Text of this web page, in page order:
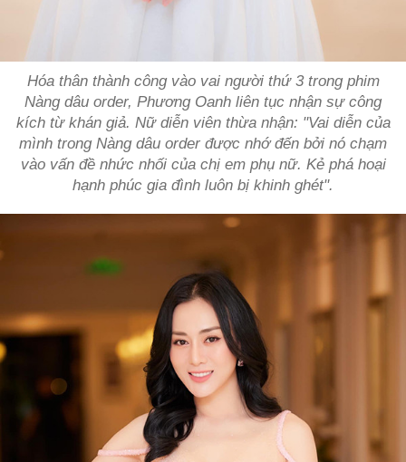
Hóa thân thành công vào vai người thứ 3 trong phim
Nàng dâu order, Phương Oanh liên tục nhận sự công
kích từ khán giả. Nữ diễn viên thừa nhận: "Vai diễn của
mình trong Nàng dâu order được nhớ đến bởi nó chạm
vào vấn đề nhức nhối của chị em phụ nữ. Kẻ phá hoại
hạnh phúc gia đình luôn bị khinh ghét".